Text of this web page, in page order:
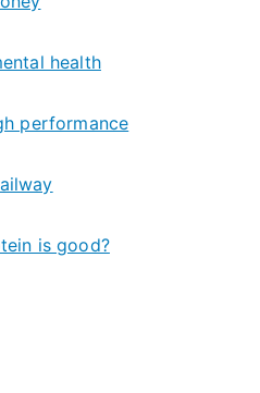
health
performance
is good?